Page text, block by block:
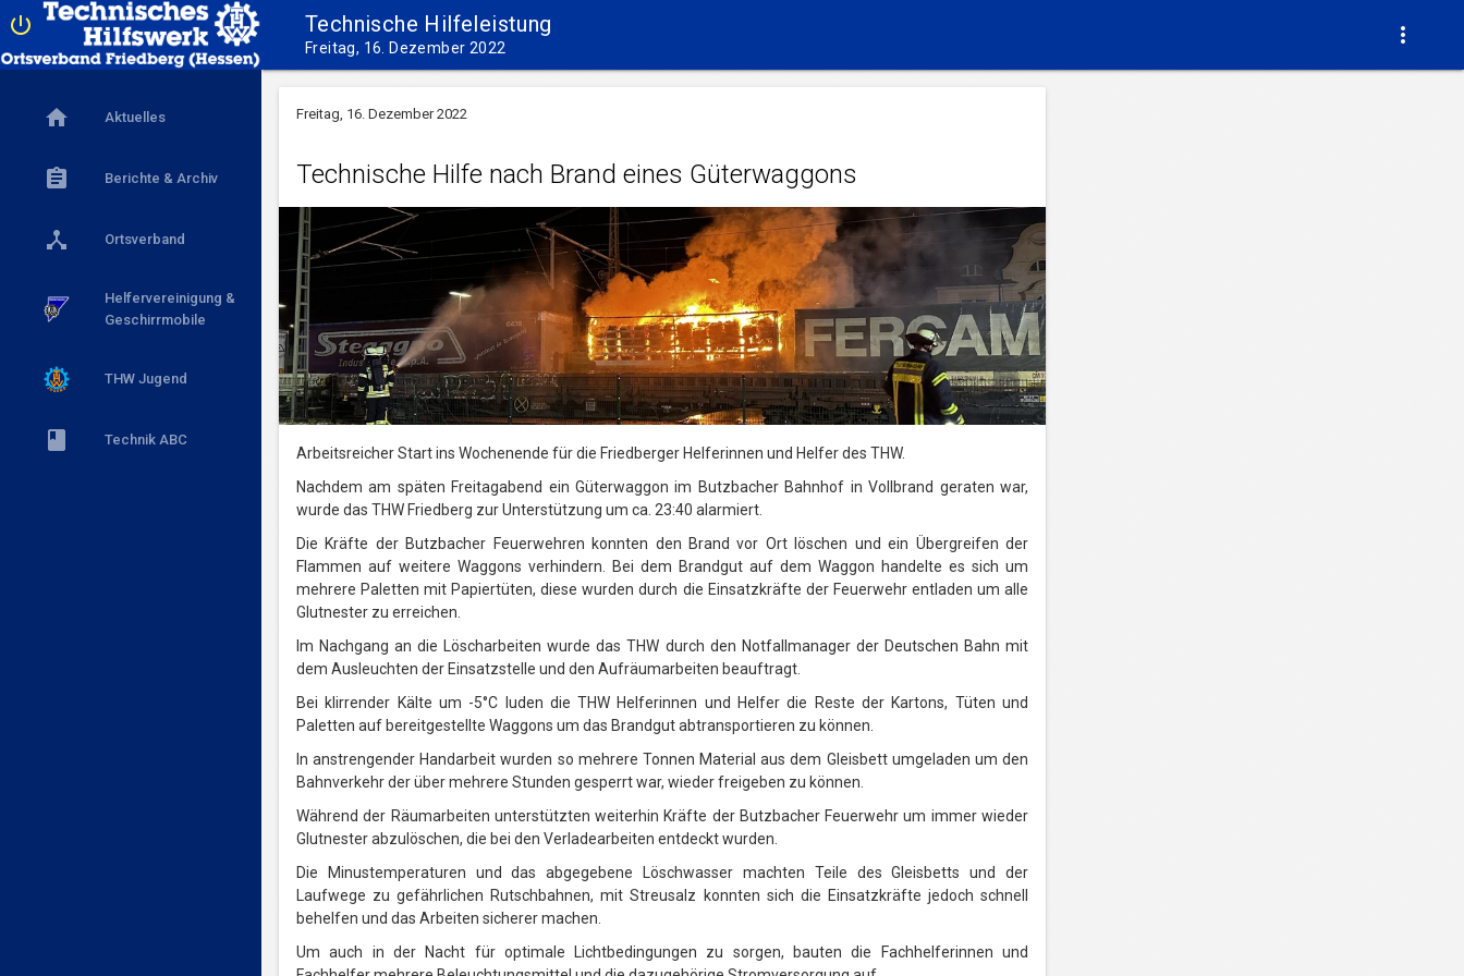
Technische Hilfeleistung
Freitag, 16. Dezember 2022 

 Aktuelles
 Berichte & Archiv
 Ortsverband
x
Helfervereinigung &
Geschirrmobile
x THW Jugend
 Technik ABC
Freitag, 16. Dezember 2022
Technische Hilfe nach Brand eines Güterwaggons
Arbeitsreicher Start ins Wochenende für die Friedberger Helferinnen und Helfer des THW.
Nachdem am späten Freitagabend ein Güterwaggon im Butzbacher Bahnhof in Vollbrand geraten war,
wurde das THW Friedberg zur Unterstützung um ca. 23:40 alarmiert.
Die Kräfte der Butzbacher Feuerwehren konnten den Brand vor Ort löschen und ein Übergreifen der
Flammen auf weitere Waggons verhindern. Bei dem Brandgut auf dem Waggon handelte es sich um
mehrere Paletten mit Papiertüten, diese wurden durch die Einsatzkräfte der Feuerwehr entladen um alle
Glutnester zu erreichen.
Im Nachgang an die Löscharbeiten wurde das THW durch den Notfallmanager der Deutschen Bahn mit
dem Ausleuchten der Einsatzstelle und den Aufräumarbeiten beauftragt.
Bei klirrender Kälte um -5°C luden die THW Helferinnen und Helfer die Reste der Kartons, Tüten und
Paletten auf bereitgestellte Waggons um das Brandgut abtransportieren zu können.
In anstrengender Handarbeit wurden so mehrere Tonnen Material aus dem Gleisbett umgeladen um den
Bahnverkehr der über mehrere Stunden gesperrt war, wieder freigeben zu können.
Während der Räumarbeiten unterstützten weiterhin Kräfte der Butzbacher Feuerwehr um immer wieder
Glutnester abzulöschen, die bei den Verladearbeiten entdeckt wurden.
Die Minustemperaturen und das abgegebene Löschwasser machten Teile des Gleisbetts und der
Laufwege zu gefährlichen Rutschbahnen, mit Streusalz konnten sich die Einsatzkräfte jedoch schnell
behelfen und das Arbeiten sicherer machen.
Um auch in der Nacht für optimale Lichtbedingungen zu sorgen, bauten die Fachhelferinnen und